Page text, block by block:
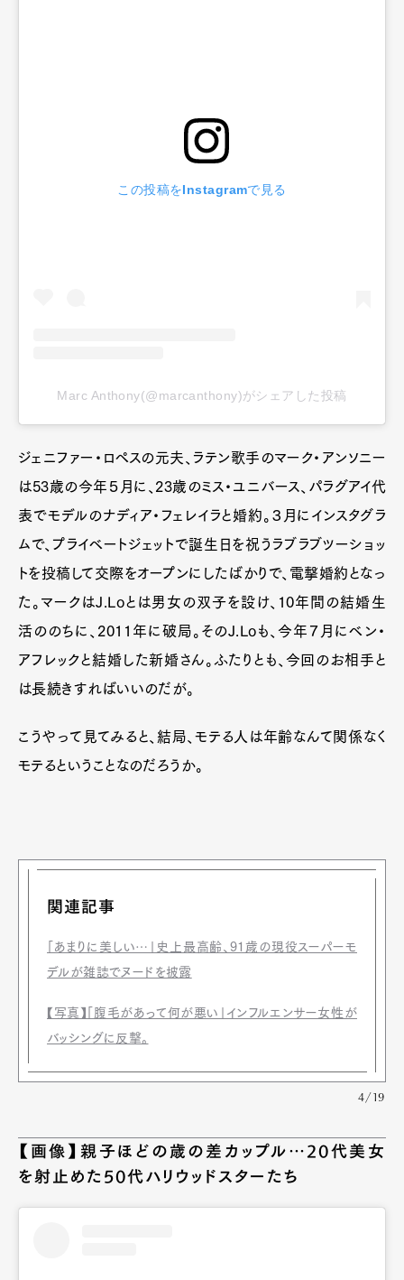
この投稿をInstagramで見る
Marc Anthony(@marcanthony)がシェアした投稿
ジェニファー・ロペスの元夫、ラテン歌手のマーク・アンソニー
は53歳の今年５月に、23歳のミス・ユニバース、パラグアイ代
表でモデルのナディア・フェレイラと婚約。３月にインスタグラ
ムで、プライベートジェットで誕生日を祝うラブラブツーショッ
トを投稿して交際をオープンにしたばかりで、電撃婚約となっ
た。マークはJ.Loとは男女の双子を設け、10年間の結婚生
活ののちに、2011年に破局。そのJ.Loも、今年７月にベン・
アフレックと結婚した新婚さん。ふたりとも、今回のお相手と
は長続きすればいいのだが。
こうやって見てみると、結局、モテる人は年齢なんて関係なく
モテるということなのだろうか。
関連記事
「あまりに美しい…」史上最高齢、91歳の現役スーパーモ
デルが雑誌でヌードを披露
【写真】「腹毛があって何が悪い」インフルエンサー女性が
バッシングに反撃。
4/19
【画像】親子ほどの歳の差カップル…20代美女
を射止めた50代ハリウッドスターたち